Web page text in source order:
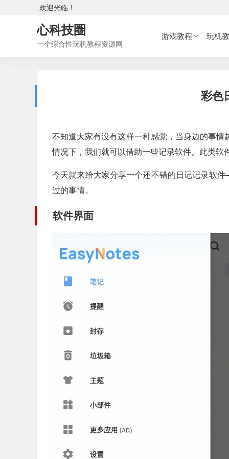
欢迎光临！
心科技圈
一个综合性玩机教程资源网
游戏教程 玩机
彩色
不知道大家有没有这样一种感觉，当身边的事
情况下，我们就可以借助一些记录软件。此类
今天就来给大家分享一个还不错的日记记录软
过的事情。
软件界面